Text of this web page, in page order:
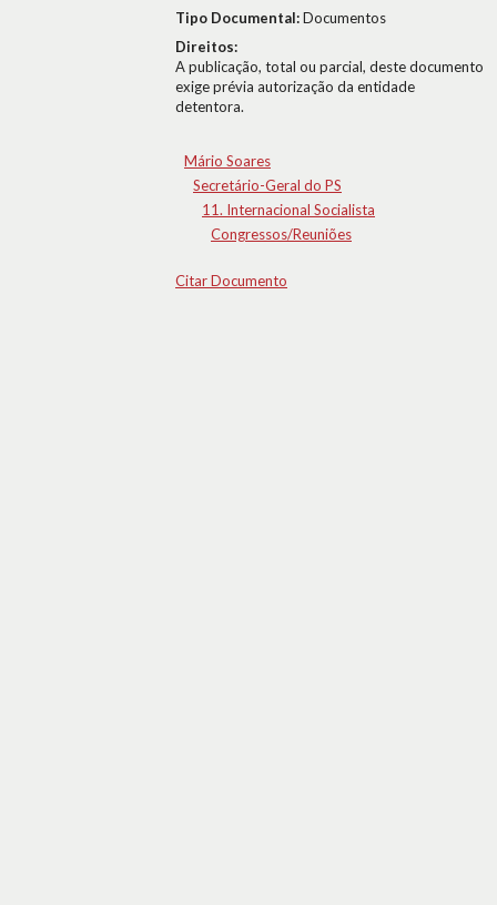
Tipo Documental:Documentos
Direitos:
A publicação, total ou parcial, deste documento
exige prévia autorização da entidade
detentora.
Mário Soares
Secretário-Geral do PS
11. Internacional Socialista
Congressos/Reuniões
Citar Documento